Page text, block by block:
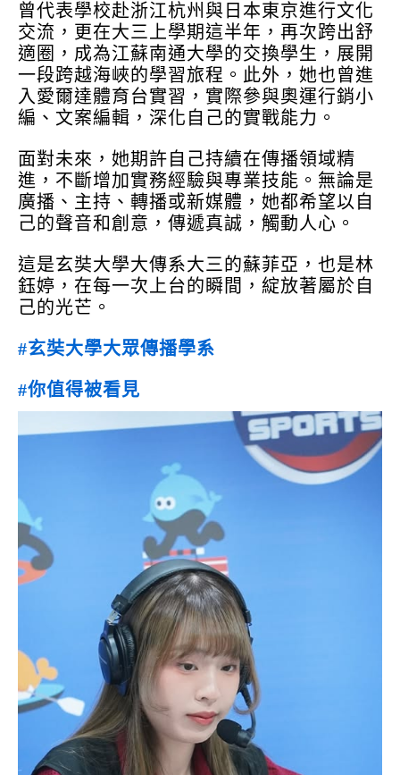
曾代表學校赴浙江杭州與日本東京進行文化
交流，更在大三上學期這半年，再次跨出舒
適圈，成為江蘇南通大學的交換學生，展開
一段跨越海峽的學習旅程。此外，她也曾進
入愛爾達體育台實習，實際參與奧運行銷小
編、文案編輯，深化自己的實戰能力。
面對未來，她期許自己持續在傳播領域精
進，不斷增加實務經驗與專業技能。無論是
廣播、主持、轉播或新媒體，她都希望以自
己的聲音和創意，傳遞真誠，觸動人心。
這是玄奘大學大傳系大三的蘇菲亞，也是林
鈺婷，在每一次上台的瞬間，綻放著屬於自
己的光芒。
#玄奘大學大眾傳播學系
#你值得被看見